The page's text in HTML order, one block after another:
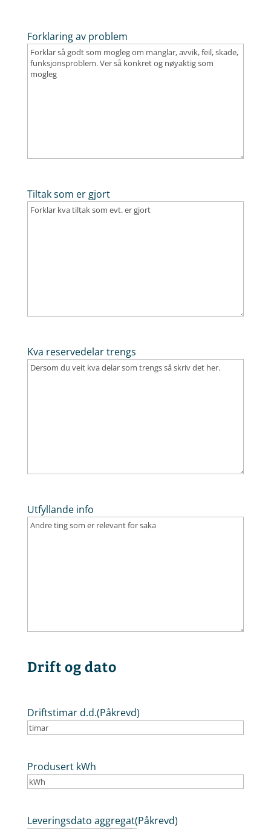
Forklaring av problem
Tiltak som er gjort
Kva reservedelar trengs
Utfyllande info
Drift og dato
Driftstimar d.d.(Påkrevd)
Produsert kWh
Leveringsdato aggregat(Påkrevd)